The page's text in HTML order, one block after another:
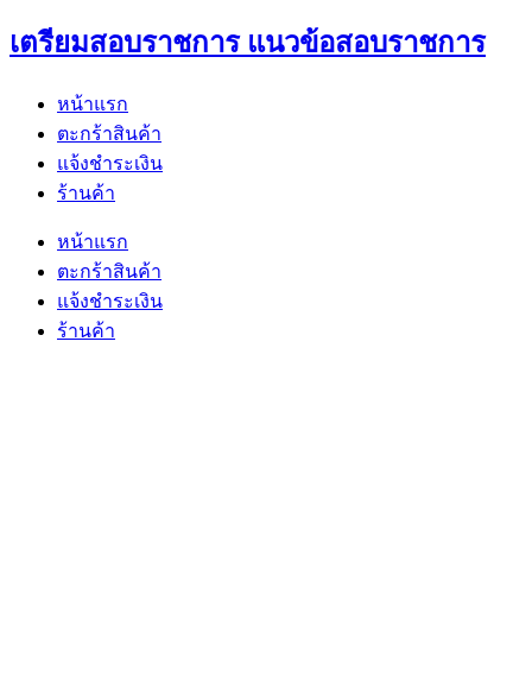
เตรียมสอบราชการ แนวข้อสอบราชการ
หน้าแรก
ตะกร้าสินค้า
แจ้งชำระเงิน
ร้านค้า
หน้าแรก
ตะกร้าสินค้า
แจ้งชำระเงิน
ร้านค้า